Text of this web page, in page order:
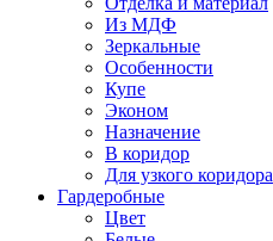
Из МДФ
Зеркальные
Особенности
Купе
Эконом
Назначение
В коридор
Для узкого коридора
Гардеробные
Цвет